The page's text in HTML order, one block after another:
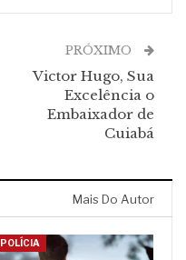
PRÓXIMO
Victor Hugo, Sua
Excelência o
Embaixador de
Cuiabá
Mais Do Autor
POLÍCIA